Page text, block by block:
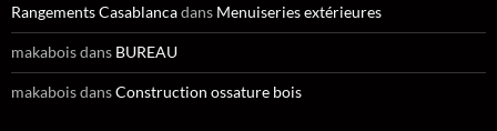
Rangements Casablancadans Menuiseries extérieures
makaboisdans BUREAU
makaboisdansConstruction ossature bois